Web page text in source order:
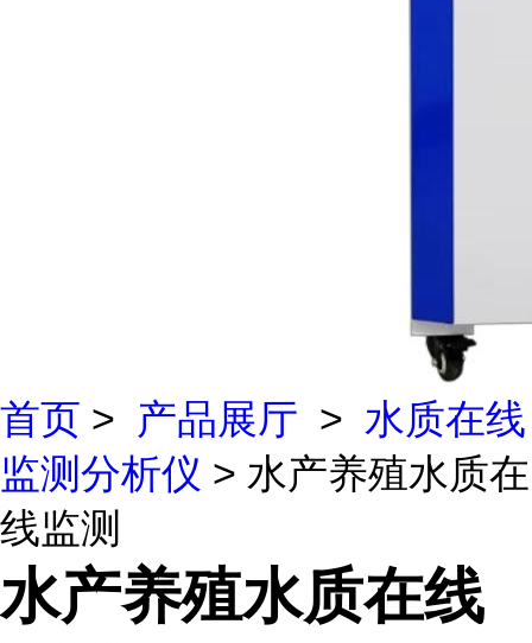
首页 > 产品展厅 > 水质在线
监测分析仪 > 水产养殖水质在
线监测
水产养殖水质在线